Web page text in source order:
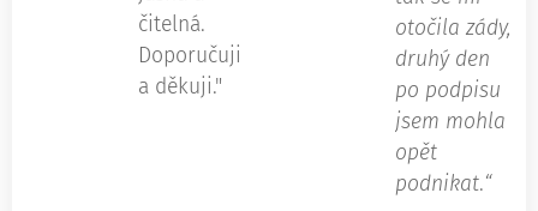
čitelná.
Doporučuji
a děkuji."
otočila zády,
druhý den
po podpisu
jsem mohla
opět
podnikat.“